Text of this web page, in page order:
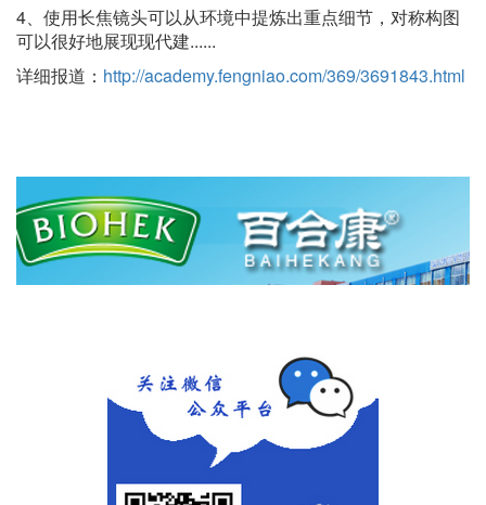
4、使用长焦镜头可以从环境中提炼出重点细节，对称构图
可以很好地展现现代建......
详细报道： http://academy.fengniao.com/369/3691843.html